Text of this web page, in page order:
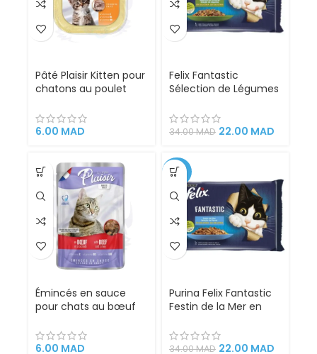
Pâté Plaisir Kitten pour
chatons au poulet
pour les chatons en
pleine croissance
6.00 MAD
Felix Fantastic
Sélection de Légumes
Chats – 4x85g |
Tendres Morceaux de
Aliment Complet
Riche en Nutriments
Essentiels
34.00MAD 22.00 MAD
Émincés en sauce
pour chats au bœuf
6.00 MAD
-35%
Purina Felix Fantastic
Festin de la Mer en
Nourriture humide
pour chats adultes
34.00MAD 22.00 MAD